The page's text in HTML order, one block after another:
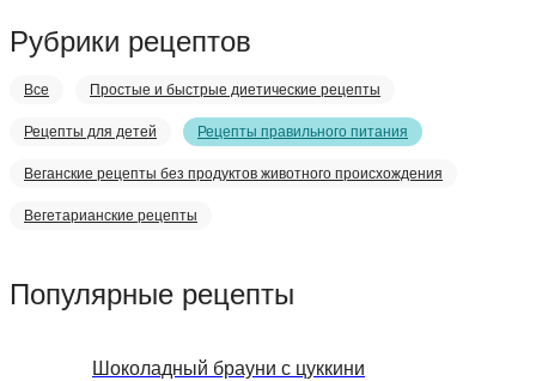
Рубрики рецептов
Все Простые и быстрые диетические рецепты
Рецепты для детей Рецепты правильного питания
Веганские рецепты без продуктов животного происхождения
Вегетарианские рецепты
Популярные рецепты
Шоколадный брауни с цуккини